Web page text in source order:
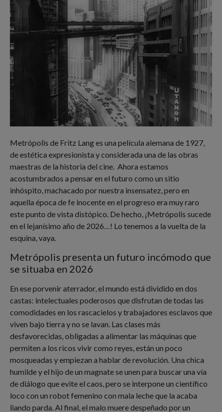
Metrópolis de Fritz Lang es una película alemana de 1927,
de estética expresionista y considerada una de las obras
maestras de la historia del cine. Ahora estamos
acostumbrados a pensar en el futuro como un sitio
inhóspito, machacado por nuestra insensatez, pero en
aquella época de fe inocente en el progreso era muy raro
este punto de vista distópico. De hecho, ¡Metrópolis sucede
en el lejanísimo año de 2026…! Lo tenemos a la vuelta de la
esquina, vaya.
Metrópolis presenta un futuro incómodo que
se situaba en 2026
En ese porvenir aterrador, el mundo está dividido en dos
castas: intelectuales poderosos que disfrutan de todas las
comodidades en los rascacielos y trabajadores esclavos que
viven bajo tierra y no se lavan. Las clases más
desfavorecidas, obligadas a alimentar las máquinas que
permiten a los ricos vivir como reyes, están un poco
mosqueadas y empiezan a hablar de revolución. Una chica
humilde y el hijo de un magnate se unen para buscar una vía
de diálogo que evite el caos, pero se interpone un científico
loco con un robot femenino con mala leche que la acaba
liando parda. Al final, el malo muere despeñado por un